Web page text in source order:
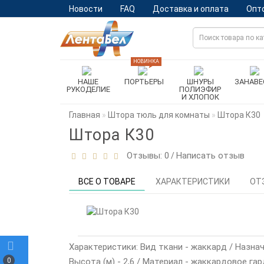
0
Новости FAQ Доставка и оплата
НАШЕ
РУКОДЕЛИЕ
ПОРТЬЕРЫ
НОВИНКА
ШНУРЫ
ПОЛИЭФИР
И ХЛОПОК
Главная Штора тюль для комнаты Штора К30
Штора К30
Отзывы: 0 /Написать отзыв
ВСЕ О ТОВАРЕ ХАРАКТЕРИСТИКИ
Характеристики: Вид ткани - жаккард /
Высота (м) - 2,6 / Материал - жаккардовое